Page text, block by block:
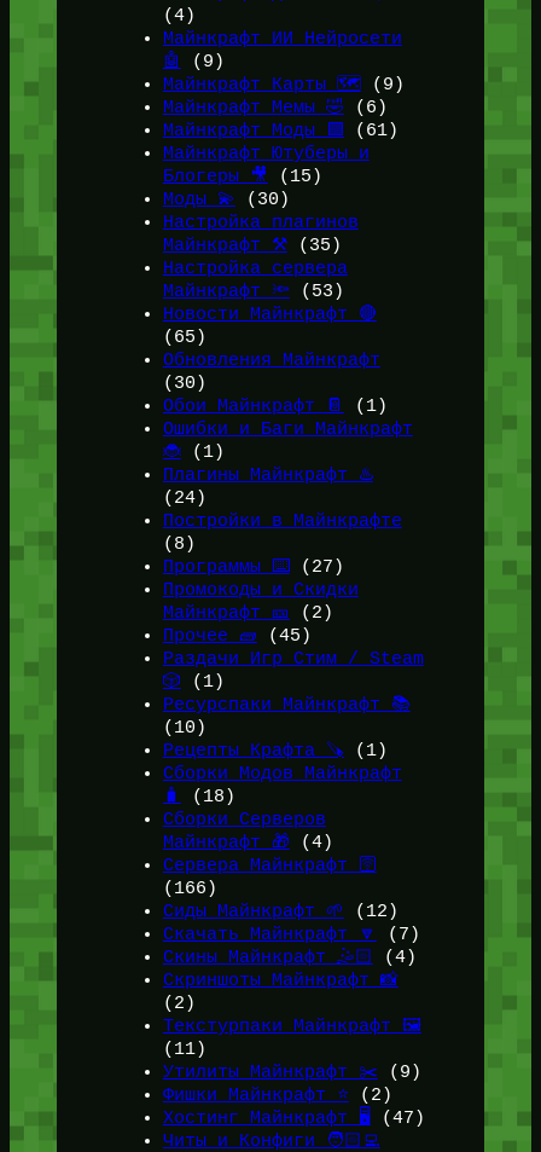
(4)
Майнкрафт ИИ Нейросети
🤖
(9)
Майнкрафт Карты 🗺️(9)
Майнкрафт Мемы 🤣 (6)
Майнкрафт Моды 🟩 (61)
Майнкрафт Ютуберы и
Блогеры 🎥
(15)
Моды 💫
(30)
Настройка плагинов
Майнкрафт ⚒️(35)
Настройка сервера
Майнкрафт 🔦 (53)
Новости Майнкрафт 🔴
(65)
Обновления Майнкрафт
(30)
Обои Майнкрафт 📔
(1)
Ошибки и Баги Майнкрафт
🐞(1)
Плагины Майнкрафт ♨️
(24)
Постройки в Майнкрафте
(8)
Программы ⌨️(27)
Промокоды и Скидки
Майнкрафт 🎫
(2)
Прочее 🧱 (45)
Раздачи Игр Стим / Steam
🎲 (1)
Ресурспаки Майнкрафт 📚
(10)
Рецепты Крафта 🪚 (1)
Сборки Модов Майнкрафт
🧳
(18)
Сборки Серверов
Майнкрафт 🎁 (4)
Сервера Майнкрафт 🛜
(166)
Сиды Майнкрафт 🌱
(12)
Скачать Майнкрафт 🔽
(7)
Скины Майнкрафт 🤹🏻
(4)
Скриншоты Майнкрафт 📸
(2)
Текстурпаки Майнкрафт 🖼️
(11)
Утилиты Майнкрафт ✂️ (9)
Фишки Майнкрафт ⭐(2)
Хостинг Майнкрафт 🖥️ (47)
Читы и Конфиги 🧑🏻‍💻